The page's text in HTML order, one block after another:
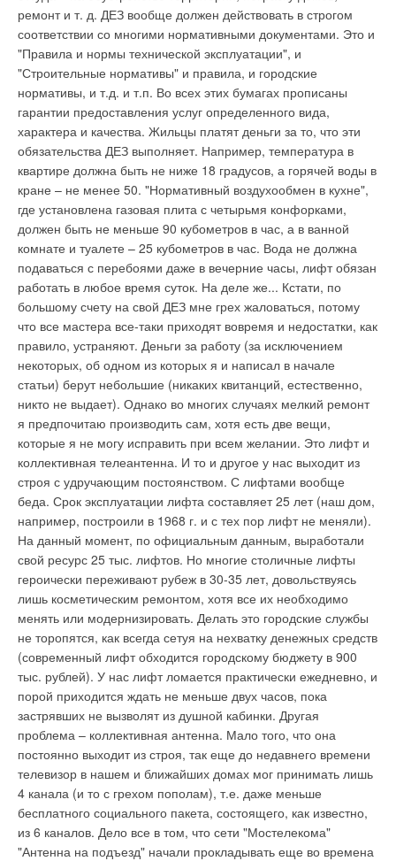
ремонт и т. д. ДЕЗ вообще должен действовать в строгом
соответствии со многими нормативными документами. Это и
"Правила и нормы технической эксплуатации", и
"Строительные нормативы" и правила, и городские
нормативы, и т.д. и т.п. Во всех этих бумагах прописаны
гарантии предоставления услуг определенного вида,
характера и качества. Жильцы платят деньги за то, что эти
обязательства ДЕЗ выполняет. Например, температура в
квартире должна быть не ниже 18 градусов, а горячей воды в
кране – не менее 50. "Нормативный воздухообмен в кухне",
где установлена газовая плита с четырьмя конфорками,
должен быть не меньше 90 кубометров в час, а в ванной
комнате и туалете – 25 кубометров в час. Вода не должна
подаваться с перебоями даже в вечерние часы, лифт обязан
работать в любое время суток. На деле же... Кстати, по
большому счету на свой ДЕЗ мне грех жаловаться, потому
что все мастера все-таки приходят вовремя и недостатки, как
правило, устраняют. Деньги за работу (за исключением
некоторых, об одном из которых я и написал в начале
статьи) берут небольшие (никаких квитанций, естественно,
никто не выдает). Однако во многих случаях мелкий ремонт
я предпочитаю производить сам, хотя есть две вещи,
которые я не могу исправить при всем желании. Это лифт и
коллективная телеантенна. И то и другое у нас выходит из
строя с удручающим постоянством. С лифтами вообще
беда. Срок эксплуатации лифта составляет 25 лет (наш дом,
например, построили в 1968 г. и с тех пор лифт не меняли).
На данный момент, по официальным данным, выработали
свой ресурс 25 тыс. лифтов. Но многие столичные лифты
героически переживают рубеж в 30-35 лет, довольствуясь
лишь косметическим ремонтом, хотя все их необходимо
менять или модернизировать. Делать это городские службы
не торопятся, как всегда сетуя на нехватку денежных средств
(современный лифт обходится городскому бюджету в 900
тыс. рублей). У нас лифт ломается практически ежедневно, и
порой приходится ждать не меньше двух часов, пока
застрявших не вызволят из душной кабинки. Другая
проблема – коллективная антенна. Мало того, что она
постоянно выходит из строя, так еще до недавнего времени
телевизор в нашем и ближайших домах мог принимать лишь
4 канала (и то с грехом пополам), т.е. даже меньше
бесплатного социального пакета, состоящего, как известно,
из 6 каналов. Дело все в том, что сети "Мостелекома"
"Антенна на подъезд" начали прокладывать еще во времена
прогрессивными энергосберегающими и
энергоэффективными технологиями отечественных и
зарубежных фирм, работающих и желающих найти
партнеров на Юге России; обмен опытом специалистов по
обеспечению стабильной работы предприятий ТЭК
Ростовской области, привлечение в регион инвестиций.
Организаторы стремились максимально сблизить
предприятия, специализирующие на проектирование,
производстве и поставке энергооборудования, оборудования
для контроля и учета электроэнергии, газа и воды с
потребителями. В числе участников выставки и деловой
программы: "Ростовэнерго", ГП РО "Донэнерго", концерн
"Росэнергоатом", Волгодонская АЭС, группа компаний
"Промэнерго", концерн "Энергомера", ООО УК "Русэлпром",
ГАК "Теплоэнергетик", СУРФ "ИНОК", ООО "Юг-Промснаб",
ЗАО "Теплокомплект", НПО "Альфа-Энерго", НТП
"Экономгаз", ЗАО "ЭЗОИС", ООО "Мега груп"( официальный
дистрибьютор PC Electric Ges.m.b.H), Кусинский литейно-
машиностроительный завод, ОАО КФ "Азия-Дон", ЗИОСАБ-
ДОН, Московский завод электроизмерительных приборов,
ЗАО "Узо-электро", ТД "Марко-севкабель", ВТД "Гранит-
Микро", НПО "Аврора", ООО "Политех-электромаш", группа
компаний "Спецарматура", ЗАО "ВАДО интернейшенел СНГ"
(генеральный импортёр мини-ТЭЦ „Jenbacher" в РФ), ОАО
"Электроприбор", группа компаний "Текон", ООО
"Пьезоэлектрик", НПК "Вектор", ЗАО "Арматурно-
изоляторный завод", ООО "ТМ системы", ЗАО
"МосФлоулайн"(Учредитель Ассоциации производителей и
потребителей трубопроводов с индустриальной полимерной
изоляцией), СУРФ "ИНЭК", ЗАО "Сервотехника", ООО
"Тягодутьевые машины", Нижегородский завод им. Фрунзе,
ОАО "Юг-Система плюс", ЗАО "Агрегат-привод", НТО
"Пиокон", ООО "Гидротермаль", НТО "Турботехника-Дон",
Калориферный завод и другие компании, а также
специализированные СМИ. В выставке принимали участие
около ста экспонентовИсточник: neftegaz.ru
Уведомления отключены
Комментарии
В этой теме еще нет комментариев